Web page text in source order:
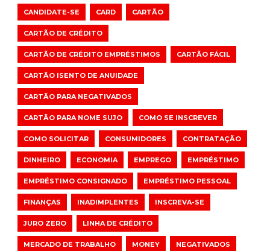
CANDIDATE-SE CARD CARTÃO
CARTÃO DE CRÉDITO
CARTÃO DE CRÉDITO EMPRÉSTIMOS CARTÃO FÁCIL
CARTÃO ISENTO DE ANUIDADE
CARTÃO PARA NEGATIVADOS
CARTÃO PARA NOME SUJO COMO SE INSCREVER
COMO SOLICITAR CONSUMIDORES CONTRATAÇÃO
DINHEIRO ECONOMIA EMPREGO EMPRÉSTIMO
EMPRÉSTIMO CONSIGNADO EMPRÉSTIMO PESSOAL
FINANÇAS INADIMPLENTES INSCREVA-SE
JURO ZERO LINHA DE CRÉDITO
MERCADO DE TRABALHO MONEY NEGATIVADOS